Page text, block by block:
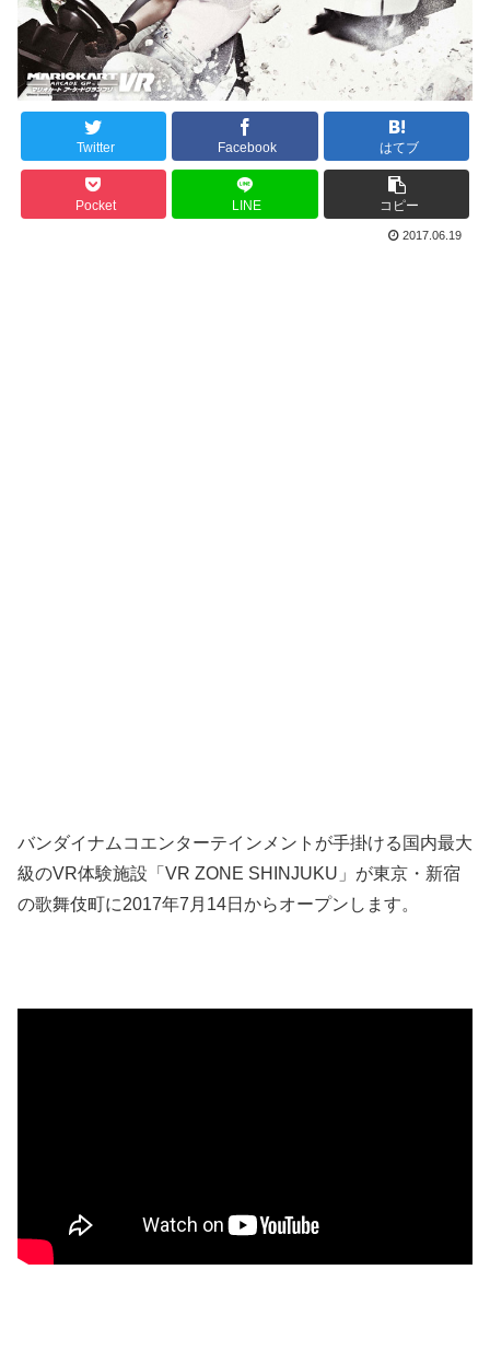
Twitter Facebook はてブ
Pocket LINE コピー
2017.06.19
バンダイナムコエンターテインメントが手掛ける国内最大
級のVR体験施設「VR ZONE SHINJUKU」が東京・新宿
の歌舞伎町に2017年7月14日からオープンします。